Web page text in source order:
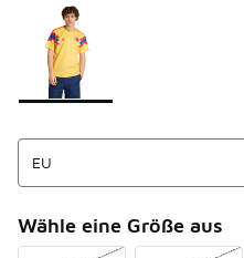
Seite 1 von 1 zeigt die
Bitte wählen Sie einen Stil
Wähle eine Größe aus